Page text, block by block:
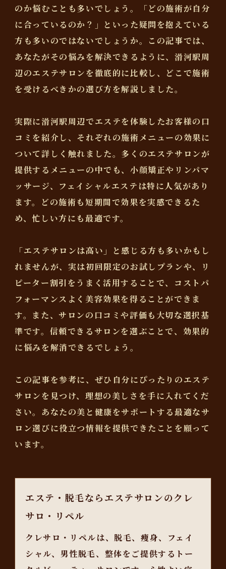
のか悩むことも多いでしょう。「どの施術が自分
に合っているのか？」といった疑問を抱えている
方も多いのではないでしょうか。この記事では、
あなたがその悩みを解決できるように、滑河駅周
辺のエステサロンを徹底的に比較し、どこで施術
を受けるべきかの選び方を解説しました。
実際に滑河駅周辺でエステを体験したお客様の口
コミを紹介し、それぞれの施術メニューの効果に
ついて詳しく触れました。多くのエステサロンが
提供するメニューの中でも、小顔矯正やリンパマ
ッサージ、フェイシャルエステは特に人気があり
ます。どの施術も短期間で効果を実感できるた
め、忙しい方にも最適です。
「エステサロンは高い」と感じる方も多いかもし
れませんが、実は初回限定のお試しプランや、リ
ピーター割引をうまく活用することで、コストパ
フォーマンスよく美容効果を得ることができま
す。また、サロンの口コミや評価も大切な選択基
準です。信頼できるサロンを選ぶことで、効果的
に悩みを解消できるでしょう。
この記事を参考に、ぜひ自分にぴったりのエステ
サロンを見つけ、理想の美しさを手に入れてくだ
さい。あなたの美と健康をサポートする最適なサ
ロン選びに役立つ情報を提供できたことを願って
います。
エステ・脱毛ならエステサロンのクレ
サロ・リペル
クレサロ・リペルは、脱毛、痩身、フェイ
シャル、男性脱毛、整体をご提供するトー